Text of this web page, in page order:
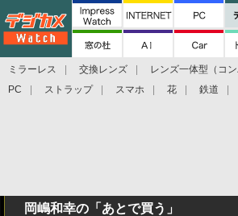
ミラーレス 交換レンズ レンズ一体型（コン
PC
ストラップ スマホ 花 鉄道
岡嶋和幸の「あとで買う」